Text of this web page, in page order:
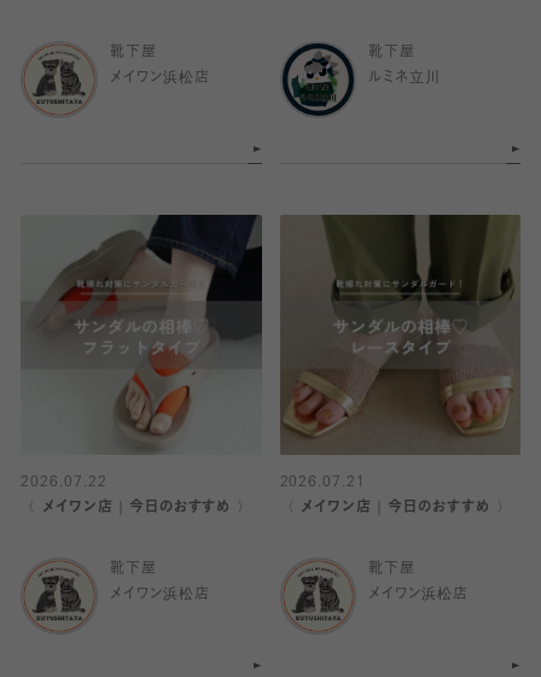
靴下屋
メイワン浜松店
靴下屋
ルミネ立川
2026.07.22
〈 メイワン店｜今日のおすすめ 〉
靴下屋
メイワン浜松店
2026.07.21
〈 メイワン店｜今日のおすすめ 〉
靴下屋
メイワン浜松店